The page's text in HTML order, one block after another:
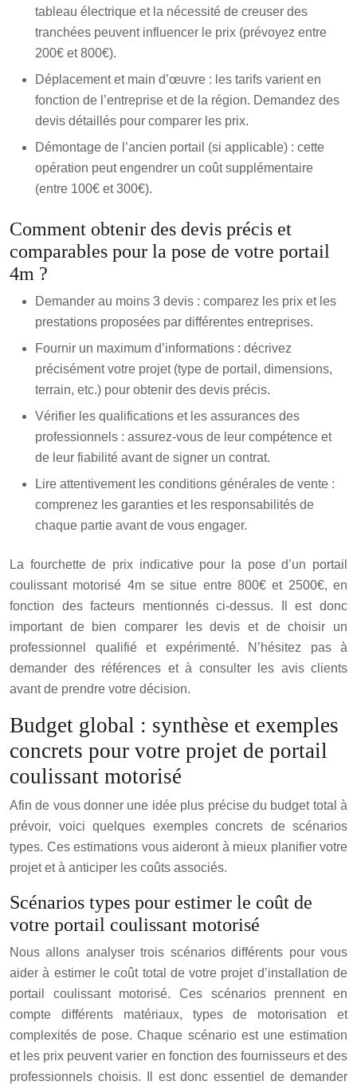
tableau électrique et la nécessité de creuser des
tranchées peuvent influencer le prix (prévoyez entre
200€ et 800€).
Déplacement et main d’œuvre : les tarifs varient en
fonction de l’entreprise et de la région. Demandez des
devis détaillés pour comparer les prix.
Démontage de l’ancien portail (si applicable) : cette
opération peut engendrer un coût supplémentaire
(entre 100€ et 300€).
Comment obtenir des devis précis et
comparables pour la pose de votre portail
4m ?
Demander au moins 3 devis : comparez les prix et les
prestations proposées par différentes entreprises.
Fournir un maximum d’informations : décrivez
précisément votre projet (type de portail, dimensions,
terrain, etc.) pour obtenir des devis précis.
Vérifier les qualifications et les assurances des
professionnels : assurez-vous de leur compétence et
de leur fiabilité avant de signer un contrat.
Lire attentivement les conditions générales de vente :
comprenez les garanties et les responsabilités de
chaque partie avant de vous engager.
La fourchette de prix indicative pour la pose d’un portail
coulissant motorisé 4m se situe entre 800€ et 2500€, en
fonction des facteurs mentionnés ci-dessus. Il est donc
important de bien comparer les devis et de choisir un
professionnel qualifié et expérimenté. N’hésitez pas à
demander des références et à consulter les avis clients
avant de prendre votre décision.
Budget global : synthèse et exemples
concrets pour votre projet de portail
coulissant motorisé
Afin de vous donner une idée plus précise du budget total à
prévoir, voici quelques exemples concrets de scénarios
types. Ces estimations vous aideront à mieux planifier votre
projet et à anticiper les coûts associés.
Scénarios types pour estimer le coût de
votre portail coulissant motorisé
Nous allons analyser trois scénarios différents pour vous
aider à estimer le coût total de votre projet d’installation de
portail coulissant motorisé. Ces scénarios prennent en
compte différents matériaux, types de motorisation et
complexités de pose. Chaque scénario est une estimation
et les prix peuvent varier en fonction des fournisseurs et des
professionnels choisis. Il est donc essentiel de demander